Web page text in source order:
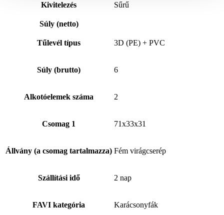
Kivitelezés Sűrű
Súly (netto)
Tűlevél típus 3D (PE) + PVC
Súly (brutto) 6
Alkotóelemek száma 2
Csomag 1 71x33x31
Állvány (a csomag tartalmazza) Fém virágcserép
Szállítási idő 2 nap
FAVI kategória Karácsonyfák